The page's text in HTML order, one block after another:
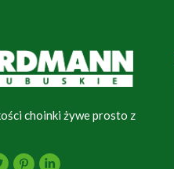
choinki żywe prosto z